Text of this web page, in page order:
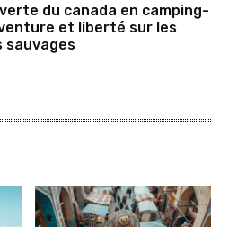
du canada en camping-
et liberté sur les
sauvages